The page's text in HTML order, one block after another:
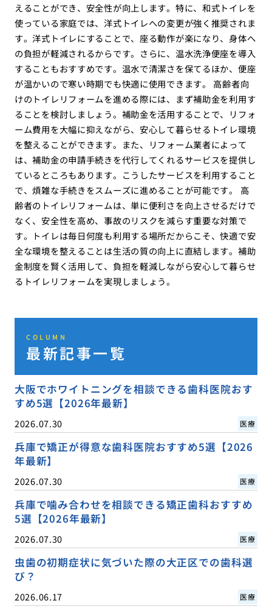
えることができ、安全性が向上します。特に、和式トイレを
使っている家庭では、洋式トイレへの変更が強く推奨されま
す。洋式トイレにすることで、座る動作が楽になり、身体へ
の負担が軽減されるからです。さらに、温水洗浄便座を導入
することもおすすめです。温水で清潔さを保てるほか、便座
が温かいので寒い時期でも快適に使用できます。 高齢者向
けのトイレリフォームを進める際には、まず補助金を利用す
ることを検討しましょう。補助金を活用することで、リフォ
ーム費用を大幅に抑えながら、安心して暮らせるトイレ環境
を整えることができます。また、リフォーム業者によって
は、補助金の申請手続きを代行してくれるサービスを提供し
ているところもあります。こうしたサービスを利用すること
で、煩雑な手続きをスムーズに進めることが可能です。 高
齢者のトイレリフォームは、単に便利さを向上させるだけで
なく、安全性を高め、事故のリスクを減らす重要な対策で
す。トイレは毎日何度も利用する場所だからこそ、快適で安
全な環境を整えることは生活の質の向上に直結します。補助
金制度を賢く活用して、負担を軽減しながら安心して暮らせ
るトイレリフォームを実現しましょう。
COLUMN
最新記事一覧
大阪でホワイトニングを相談できる歯科医院おす
すめ5選【2026年最新】
2026.07.30 医療
兵庫で矯正が得意な歯科医院おすすめ5選【2026
年最新】
2026.07.30 医療
兵庫で噛み合わせを相談できる矯正歯科おすすめ
5選【2026年最新】
2026.07.30 医療
虫歯の初期症状に気づいた際の大正区での歯科選
び？
2026.06.17 医療